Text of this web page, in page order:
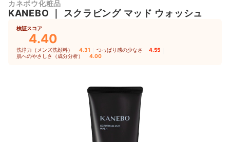
カネボウ化粧品
KANEBO ｜ スクラビング マッド ウォッシュ
検証スコア
4.40
洗浄力（メンズ洗顔料） 4.31 つっぱり感の少なさ 4.55
肌へのやさしさ（成分分析） 4.00